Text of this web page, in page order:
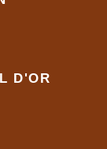
D'OR